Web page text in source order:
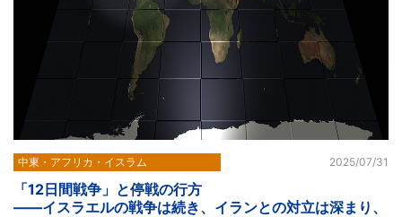
中東・アフリカ・イスラム 2025/07/31
「12日間戦争」と停戦の行方
――イスラエルの戦争は続き、イランとの対立は深まり、